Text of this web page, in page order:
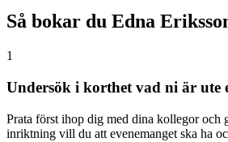
Så bokar du Edna
1
Undersök i korthet vad ni är ute
Prata först ihop dig med dina kollegor och
inriktning vill du att evenemanget ska ha